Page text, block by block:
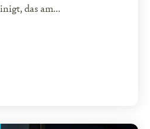
das am...